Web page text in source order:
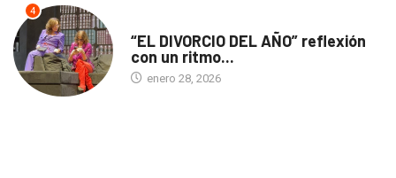
4
“EL DIVORCIO DEL AÑO” reflexión
con un ritmo...
enero 28, 2026